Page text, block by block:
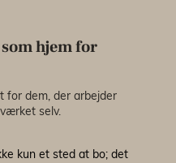
hjem for
for dem, der arbejder
selv.
kun et sted at bo; det